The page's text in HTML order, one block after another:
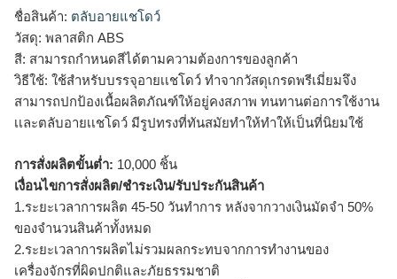
ชื่อสินค้า: ตลับอายแชโดว์
วัสดุ: พลาสติก ABS
สี: สามารถกำหนดสีได้ตามความต้องการของลูกค้า
วิธีใช้: ใช้สำหรับบรรจุอายเเชโดว์ ทำจากวัสดุเกรดพรีเมี่ยมจึง
สามารถปกป้องเนื้อผลิตภัณฑ์ให้อยู่คงสภาพ ทนทานต่อการใช้งาน
เเละตลับอายเเชโดว์ มีรูปทรงที่ทันสมัยทำให้ทำให้เป็นที่นิยมใช้
การสั่งผลิตขั้นต่ำ: 10,000 ชิ้น
เงื่อนไขการสั่งผลิต/ชำระเงิน/รับประกันสินค้า
1.ระยะเวลาการผลิต 45-50 วันทำการ หลังจากวางเงินมัดจำ 50%
ของจำนวนสินค้าทั้งหมด
2.ระยะเวลาการผลิตไม่รวมผลกระทบจากการทำงานของ
เครื่องจักรที่ผิดปกติและภัยธรรมชาติ